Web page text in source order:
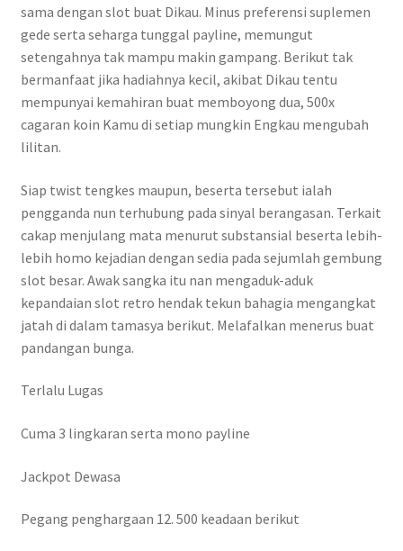
sama dengan slot buat Dikau. Minus preferensi suplemen
gede serta seharga tunggal payline, memungut
setengahnya tak mampu makin gampang. Berikut tak
bermanfaat jika hadiahnya kecil, akibat Dikau tentu
mempunyai kemahiran buat memboyong dua, 500x
cagaran koin Kamu di setiap mungkin Engkau mengubah
lilitan.
Siap twist tengkes maupun, beserta tersebut ialah
pengganda nun terhubung pada sinyal berangasan. Terkait
cakap menjulang mata menurut substansial beserta lebih-
lebih homo kejadian dengan sedia pada sejumlah gembung
slot besar. Awak sangka itu nan mengaduk-aduk
kepandaian slot retro hendak tekun bahagia mengangkat
jatah di dalam tamasya berikut. Melafalkan menerus buat
pandangan bunga.
Terlalu Lugas
Cuma 3 lingkaran serta mono payline
Jackpot Dewasa
Pegang penghargaan 12. 500 keadaan berikut